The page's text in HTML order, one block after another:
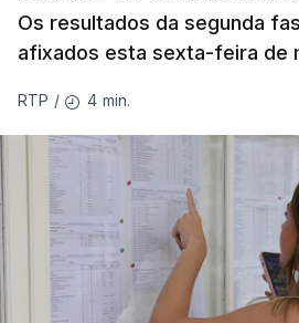
Os resultados da segunda
afixados esta sexta-feira de
RTP / 4 min.